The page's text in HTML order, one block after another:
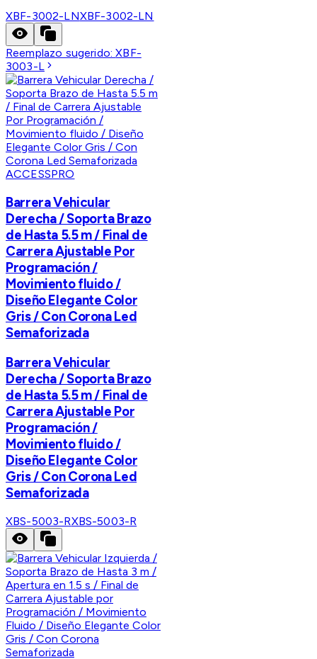
XBF-3002-LNXBF-3002-LN
Reemplazo sugerido:XBF-
3003-L
ACCESSPRO
Barrera Vehicular
Derecha / Soporta Brazo
de Hasta 5.5 m / Final de
Carrera Ajustable Por
Programación /
Movimiento fluido /
Diseño Elegante Color
Gris / Con Corona Led
Semaforizada
Barrera Vehicular
Derecha / Soporta Brazo
de Hasta 5.5 m / Final de
Carrera Ajustable Por
Programación /
Movimiento fluido /
Diseño Elegante Color
Gris / Con Corona Led
Semaforizada
XBS-5003-RXBS-5003-R